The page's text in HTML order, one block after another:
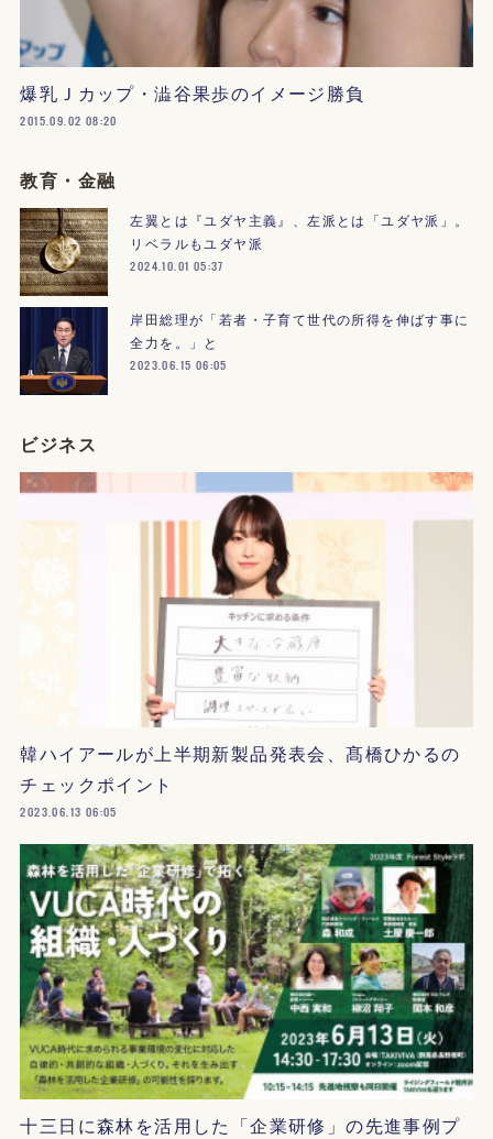
爆乳Ｊカップ・澁谷果歩のイメージ勝負
2015.09.02 08:20
教育・金融
左翼とは『ユダヤ主義』、左派とは「ユダヤ派」。
リベラルもユダヤ派
2024.10.01 05:37
岸田総理が「若者・子育て世代の所得を伸ばす事に
全力を。」と
2023.06.15 06:05
ビジネス
韓ハイアールが上半期新製品発表会、髙橋ひかるの
チェックポイント
2023.06.13 06:05
十三日に森林を活用した「企業研修」の先進事例プ